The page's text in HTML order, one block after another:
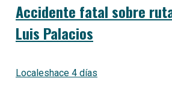
Accidente fatal sobre
Luis Palacios
Localeshace 4 días